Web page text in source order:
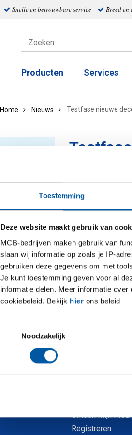
Toestemming
Deze website maakt gebruik van
MCB-bedrijven maken gebruik van
slaan wij informatie op zoals je IP-
gebruiken deze gegevens om met
Je kunt toestemming geven voor al
informatie delen. Meer informatie
cookiebeleid. Bekijk hier ons beleid
Noodzakelijk
Snelle en betrouwbare service Breed en
Producten Services
Home Nieuws Testfase nieuwe
mogelijkheden
de nieuwe
belangrijk, want
krijgen dat u
De nieuwe
RVS en 6 mm
dienst te kunnen
Ontdek Mijn MCB
Registreren